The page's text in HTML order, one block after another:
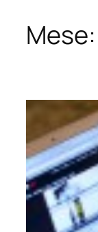
Mese: